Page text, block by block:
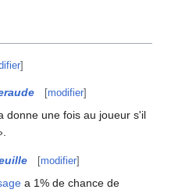
]
[modifier]
donne une fois au joueur s'il
[modifier]
a 1% de chance de